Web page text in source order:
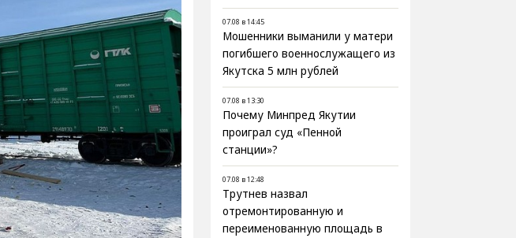
07.08 в 14:45
Мошенники выманили у матери
погибшего военнослужащего из
Якутска 5 млн рублей
07.08 в 13:30
Почему Минпред Якутии
проиграл суд «Пенной
станции»?
07.08 в 12:48
Трутнев назвал
отремонтированную и
переименованную площадь в